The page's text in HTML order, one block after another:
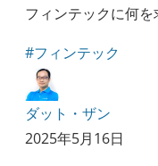
フィンテックに何を
#フィンテック
ダット・ザン
2025年5月16日